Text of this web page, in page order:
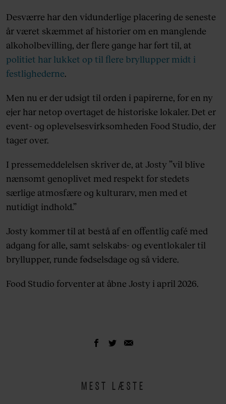
Desværre har den vidunderlige placering de seneste
år været skæmmet af historier om en manglende
alkoholbevilling, der flere gange har ført til, at
politiet har lukket op til flere bryllupper midt i
festlighederne.
Men nu er der udsigt til orden i papirerne, for en ny
ejer har netop overtaget de historiske lokaler. Det er
event- og oplevelsesvirksomheden Food Studio, der
tager over.
I pressemeddelelsen skriver de, at Josty ”vil blive
nænsomt genoplivet med respekt for stedets
særlige atmosfære og kulturarv, men med et
nutidigt indhold.”
Josty kommer til at bestå af en offentlig café med
adgang for alle, samt selskabs- og eventlokaler til
bryllupper, runde fødselsdage og så videre.
Food Studio forventer at åbne Josty i april 2026.
MEST LÆSTE